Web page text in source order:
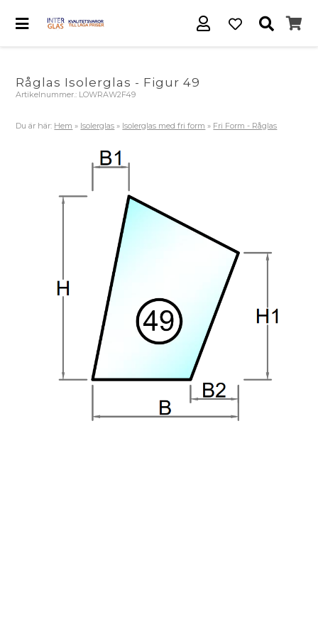
Råglas Isolerglas - Figur 49
Artikelnummer.: LOWRAW2F49
Du är här: Hem » Isolerglas » Isolerglas med fri form » Fri Form - Råglas